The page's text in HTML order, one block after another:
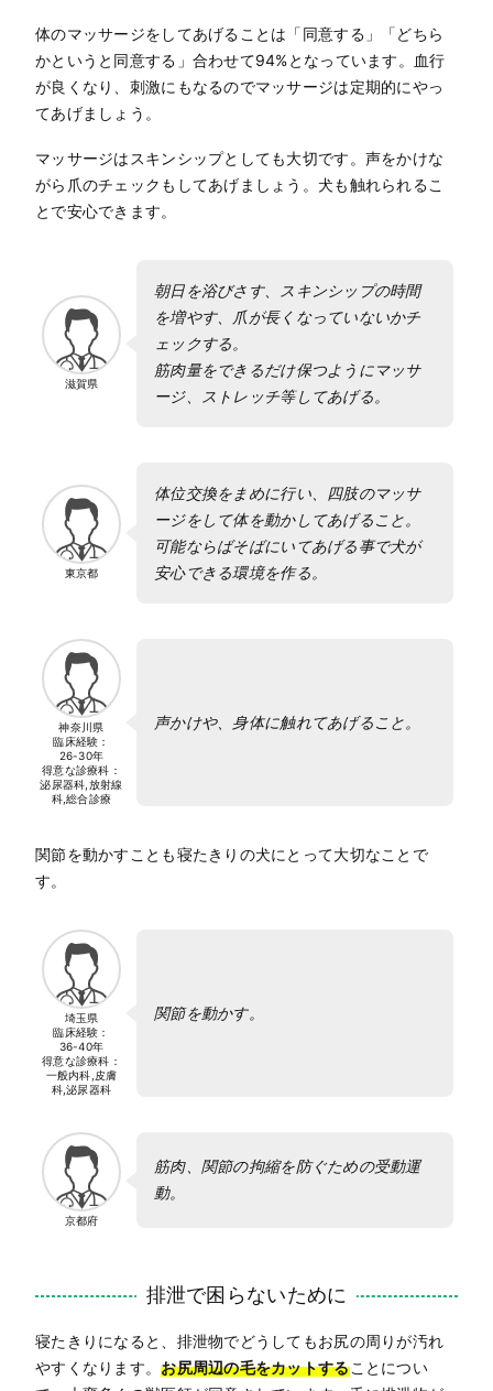
体のマッサージをしてあげることは「同意する」「どちら
かというと同意する」合わせて94%となっています。血行
が良くなり、刺激にもなるのでマッサージは定期的にやっ
てあげましょう。
マッサージはスキンシップとしても大切です。声をかけな
がら爪のチェックもしてあげましょう。犬も触れられるこ
とで安心できます。
滋賀県
朝日を浴びさす、スキンシップの時間
を増やす、爪が長くなっていないかチ
ェックする。
筋肉量をできるだけ保つようにマッサ
ージ、ストレッチ等してあげる。
東京都
体位交換をまめに行い、四肢のマッサ
ージをして体を動かしてあげること。
可能ならばそばにいてあげる事で犬が
安心できる環境を作る。
神奈川県
臨床経験：
26-30年
得意な診療科：
泌尿器科,放射線
科,総合診療
声かけや、身体に触れてあげること。
関節を動かすことも寝たきりの犬にとって大切なことで
す。
埼玉県
臨床経験：
36-40年
得意な診療科：
一般内科,皮膚
科,泌尿器科
関節を動かす。
京都府
筋肉、関節の拘縮を防ぐための受動運
動。
排泄で困らないために
寝たきりになると、排泄物でどうしてもお尻の周りが汚れ
やすくなります。お尻周辺の毛をカットすることについ